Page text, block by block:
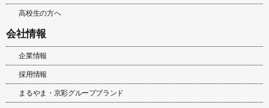
高校生の方へ
会社情報
企業情報
採用情報
まるやま・京彩グループブランド